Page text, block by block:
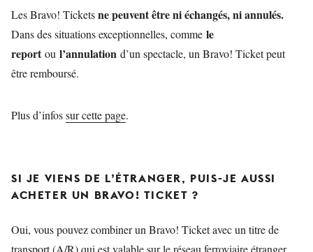
Les Bravo! Ticketsne peuvent être ni échangés, ni annulés.
Dans des situations exceptionnelles, comme le
reportou l’annulation d’un spectacle, un Bravo! Ticket peut
être remboursé.
Plus d’infossur cette page.
SI JE VIENS DE L’ÉTRANGER, PUIS-JE AUSSI
ACHETER UN BRAVO! TICKET ?
Oui, vous pouvez combiner un Bravo! Ticket avec un titre de
transport (A/R) qui est valable sur le réseau ferroviaire étranger